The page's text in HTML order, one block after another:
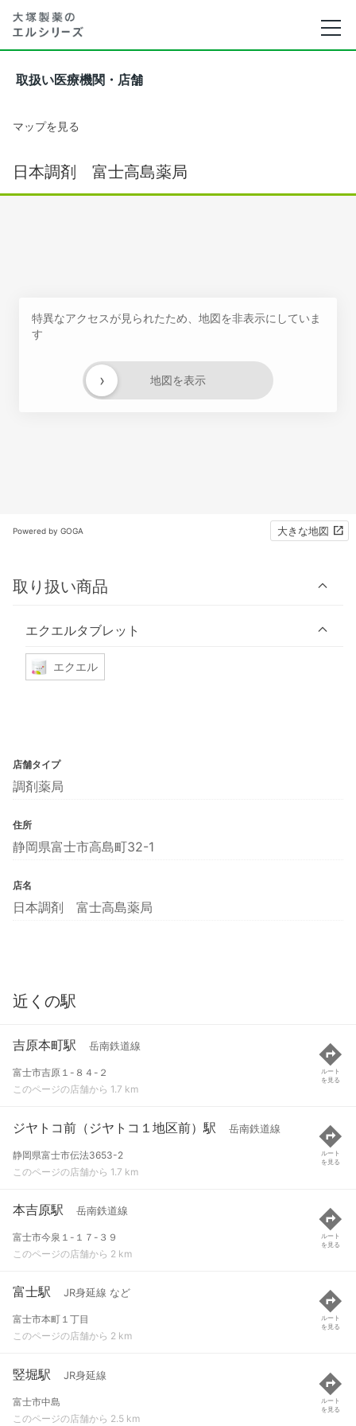
取扱い医療機関・店舗
マップを見る
日本調剤 富士高島薬局
特異なアクセスが見られたため、地図を非表示にしていま
す
地図を表示
›
Powered by GOGA 大きな地図
取り扱い商品
エクエルタブレット
エクエル
店舗タイプ
調剤薬局
住所
静岡県富士市高島町32-1
店名
日本調剤 富士高島薬局
近くの駅
吉原本町駅 岳南鉄道線
富士市吉原１-８４-２
このページの店舗から 1.7 km
ルート
を見る
ジヤトコ前（ジヤトコ１地区前）駅 岳南鉄道線
静岡県富士市伝法3653-2
このページの店舗から 1.7 km
ルート
を見る
本吉原駅 岳南鉄道線
富士市今泉１-１７-３９
このページの店舗から 2 km
ルート
を見る
富士駅 JR身延線 など
富士市本町１丁目
このページの店舗から 2 km
ルート
を見る
竪堀駅 JR身延線
富士市中島
このページの店舗から 2.5 km
ルート
を見る